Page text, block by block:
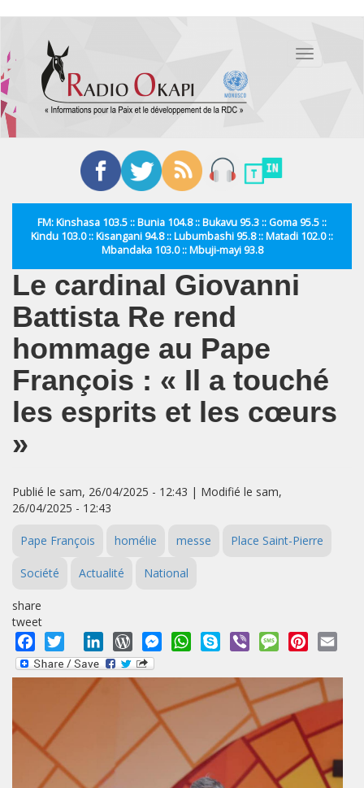
contenu
principal
Toggle
FM: Kinshasa 103.5 :: Bunia 104.8 :: Bukavu 95.3 :: Goma 95.5 ::
Kindu 103.0 :: Kisangani 94.8 :: Lubumbashi 95.8 :: Matadi 102.0 ::
Mbandaka 103.0 :: Mbuji-mayi 93.8
Le cardinal Giovanni
Battista Re rend
hommage au Pape
François : « Il a touché
les esprits et les cœurs
»
Publié le sam, 26/04/2025 - 12:43 | Modifié le sam,
26/04/2025 - 12:43
Pape François homélie messe Place Saint-Pierre
Société Actualité National
share
tweet
Facebook
Twitter LinkedInWordPressMessengerWhatsApp
Skype Viber MessagePinterest